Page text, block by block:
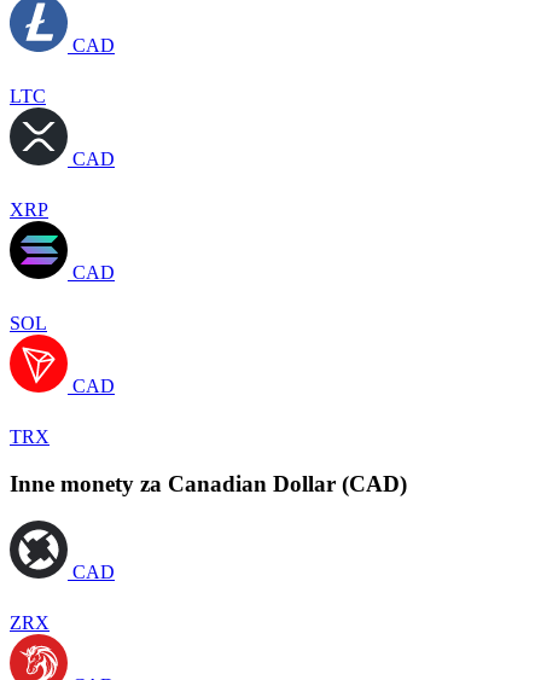
CAD
LTC
CAD
XRP
CAD
SOL
CAD
TRX
Inne monety za Canadian Dollar (CAD)
CAD
ZRX